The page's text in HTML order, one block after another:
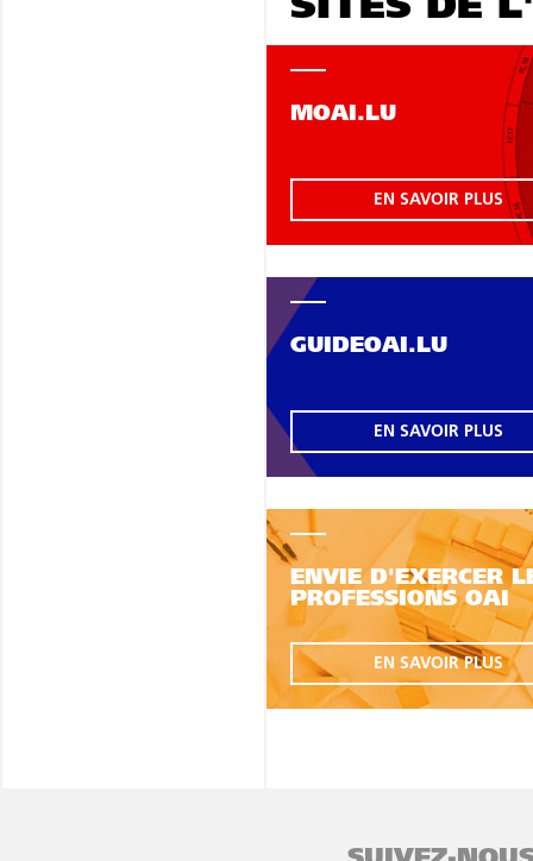
SITES DE
MOAI.LU
EN SAVOIR PLUS
GUIDEOAI.LU
EN SAVOIR PLUS
ENVIE D'EXERCER
PROFESSIONS OAI
EN SAVOIR PLUS